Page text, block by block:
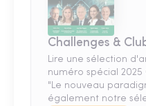
Challenges &
Lire une sélection
numéro spécial
"Le nouveau
également notre